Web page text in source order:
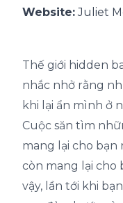
Website: Juliet
Thế giới hidden
nhắc nhở rằng
khi lại ẩn mình ở
Cuộc săn tìm
mang lại cho
còn mang lại cho
vậy, lần tới khi